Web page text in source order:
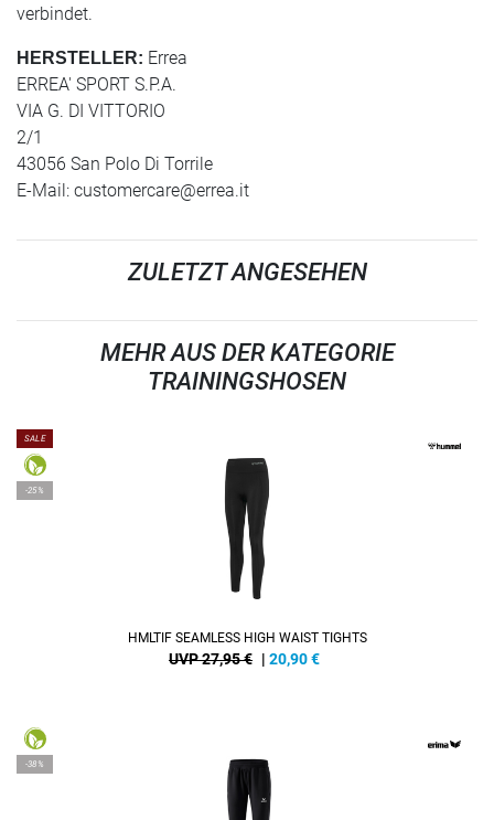
verbindet.
HERSTELLER: Errea
ERREA' SPORT S.P.A.
VIA G. DI VITTORIO
2/1
43056 San Polo Di Torrile
E-Mail: customercare@errea.it
ZULETZT ANGESEHEN
MEHR AUS DER KATEGORIE
TRAININGSHOSEN
SALE
-25%
HMLTIF SEAMLESS HIGH WAIST TIGHTS
UVP 27,95 € | 20,90€
-38%